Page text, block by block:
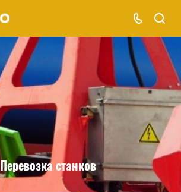
Перевозка станков